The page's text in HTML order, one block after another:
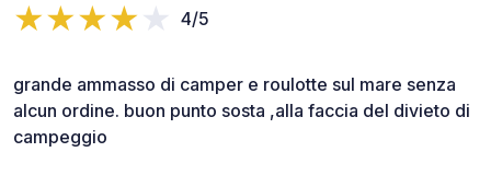
4/5
grande ammasso di camper e roulotte sul mare senza
alcun ordine. buon punto sosta ,alla faccia del divieto di
campeggio